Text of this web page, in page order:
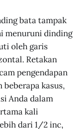
bata tampak
menuruni dinding
oleh garis
Retakan
pengendapan
kasus,
Anda dalam
kali
dari 1/2 inc,